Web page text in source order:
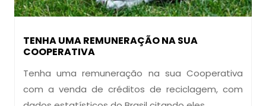
TENHA UMA REMUNERAÇÃO NA SUA
COOPERATIVA
Tenha uma remuneração na sua Cooperativa
com a venda de créditos de reciclagem, com